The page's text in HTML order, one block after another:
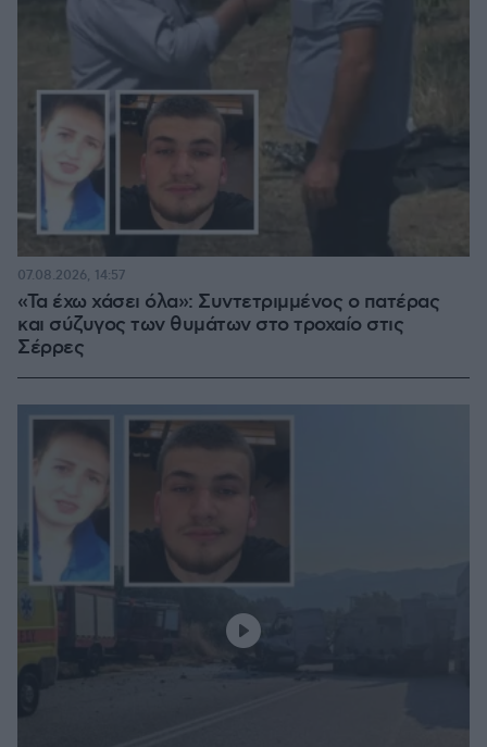
«Τα έχω χάσει όλα»: Συντετριμμένος ο πατέρας
και σύζυγος των θυμάτων στο τροχαίο στις
Σέρρες
07.08.2026, 14:57